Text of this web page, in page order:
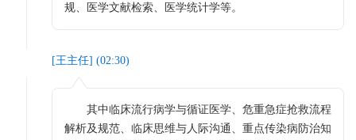
规、医学文献检索、医学统计学等。
[王主任] (02:30)
其中临床流行病学与循证医学、危重急症抢救流程
解析及规范、临床思维与人际沟通、重点传染病防治知